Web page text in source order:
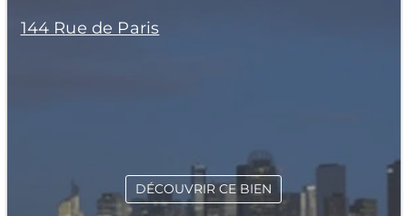
144 Rue de Paris
DÉCOUVRIR CE BIEN